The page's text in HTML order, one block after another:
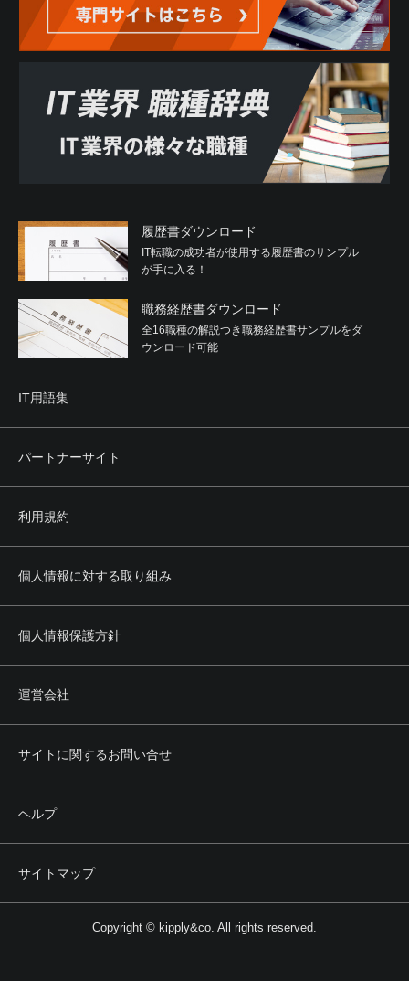
履歴書ダウンロード
IT転職の成功者が使用する履歴書のサンプル
が手に入る！
職務経歴書ダウンロード
全16職種の解説つき職務経歴書サンプルをダ
ウンロード可能
IT用語集
パートナーサイト
利用規約
個人情報に対する取り組み
個人情報保護方針
運営会社
サイトに関するお問い合せ
ヘルプ
サイトマップ
Copyright © kipply&co. All rights reserved.